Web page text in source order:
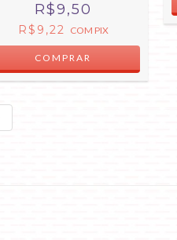
R$9,50
R$9,22 COM PIX